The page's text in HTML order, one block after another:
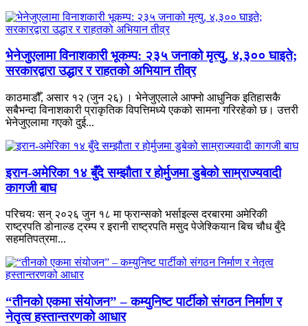
भेनेजुएलामा विनाशकारी भूकम्प: २३५ जनाको मृत्यु, ४,३०० घाइते;
सरकारद्वारा उद्धार र राहतको अभियान तीव्र
काठमाडौँ, असार १२ (जुन २६) । भेनेजुएलाले आफ्नो आधुनिक इतिहासकै
सबैभन्दा विनाशकारी प्राकृतिक विपत्तिमध्ये एकको सामना गरिरहेको छ। उत्तरी
भेनेजुएलामा गएको दुई...
इरान-अमेरिका १४ बुँदे सम्झौता र होर्मुजमा डुबेको साम्राज्यवादी
कागजी बाघ
परिचयः सन् २०२६ जुन १८ मा फ्रान्सको भर्साइल्स दरबारमा अमेरिकी
राष्ट्रपति डोनाल्ड ट्रम्प र इरानी राष्ट्रपति मसुद पेजेश्कियान बिच चौध बुँदे
सहमतिपत्रमा...
“तीनको एकमा संयोजन” – कम्युनिष्ट पार्टीको संगठन निर्माण र
नेतृत्व हस्तान्तरणको आधार